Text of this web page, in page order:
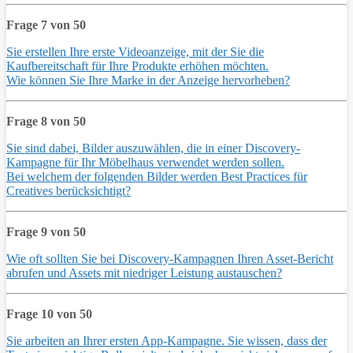
Frage 7 von 50
Sie erstellen Ihre erste Videoanzeige, mit der Sie die
Kaufbereitschaft für Ihre Produkte erhöhen möchten.
Wie können Sie Ihre Marke in der Anzeige hervorheben?
Frage 8 von 50
Sie sind dabei, Bilder auszuwählen, die in einer Discovery-
Kampagne für Ihr Möbelhaus verwendet werden sollen.
Bei welchem der folgenden Bilder werden Best Practices für
Creatives berücksichtigt?
Frage 9 von 50
Wie oft sollten Sie bei Discovery-Kampagnen Ihren Asset-Bericht
abrufen und Assets mit niedriger Leistung austauschen?
Frage 10 von 50
Sie arbeiten an Ihrer ersten App-Kampagne. Sie wissen, dass der